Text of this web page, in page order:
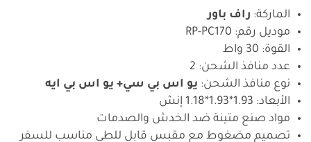
الماركة: راف باور
موديل رقم: RP-PC170
القوة: 30 واط
عدد منافذ الشحن: 2
نوع منافذ الشحن: يو اس بي سي+ يو اس بي ايه
الأبعاد: 1.93*1.93*1.18 إنش
مواد صنع متينة ضد الخدش والصدمات
تصميم مضغوط مع مقبس قابل للطي مناسب للسفر